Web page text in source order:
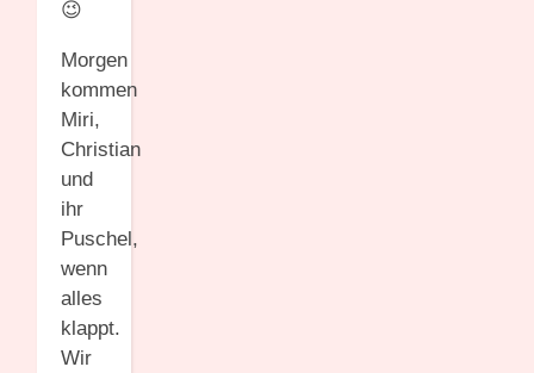
😉
Morgen
kommen
Miri,
Christian
und
ihr
Puschel,
wenn
alles
klappt.
Wir